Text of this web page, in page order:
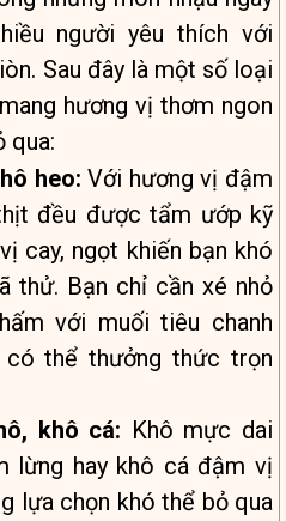
người yêu thích với
Sau đây là một số loại
hương vị thơm ngon
qua:
heo: Với hương vị đậm
đều được tẩm ướp kỹ
cay, ngọt khiến bạn khó
thử. Bạn chỉ cần xé nhỏ
với muối tiêu chanh
thể thưởng thức trọn
khô cá: Khô mực dai
lừng hay khô cá đậm vị
lựa chọn khó thể bỏ qua